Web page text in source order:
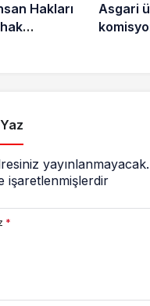
Hakları
Asgari
yayınlanmayacak.
işaretlenmişlerdir
*